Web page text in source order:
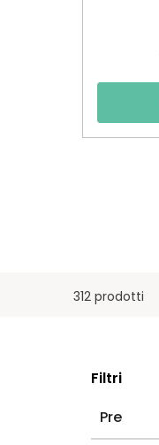
312 prodotti
Filtri
Pre